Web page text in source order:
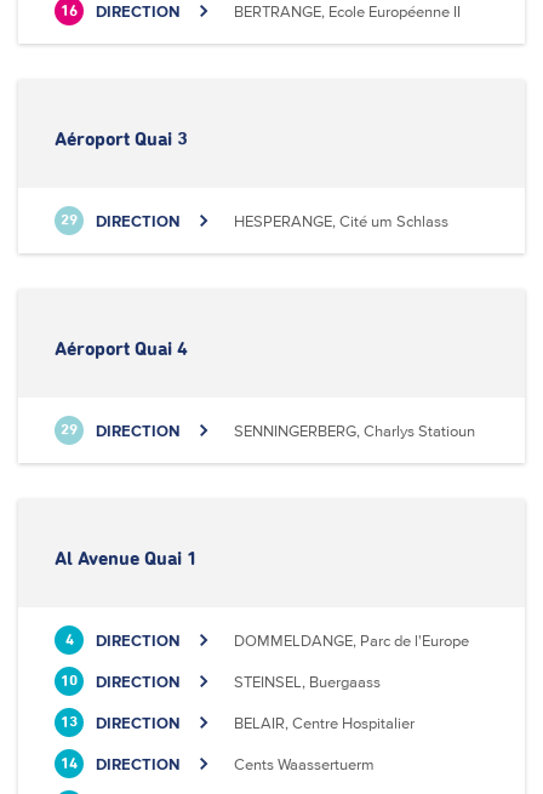
16 DIRECTION BERTRANGE, Ecole Européenne II
Aéroport Quai 3
29 DIRECTION HESPERANGE, Cité um Schlass
Aéroport Quai 4
29 DIRECTION SENNINGERBERG, Charlys Statioun
Al Avenue Quai 1
4 DIRECTION DOMMELDANGE, Parc de l'Europe
10 DIRECTION STEINSEL, Buergaass
13 DIRECTION BELAIR, Centre Hospitalier
14 DIRECTION Cents Waassertuerm